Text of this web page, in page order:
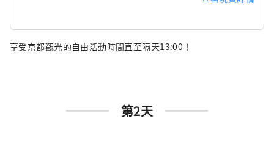
享受京都觀光的自由活動時間直至隔天13:00！
第2天